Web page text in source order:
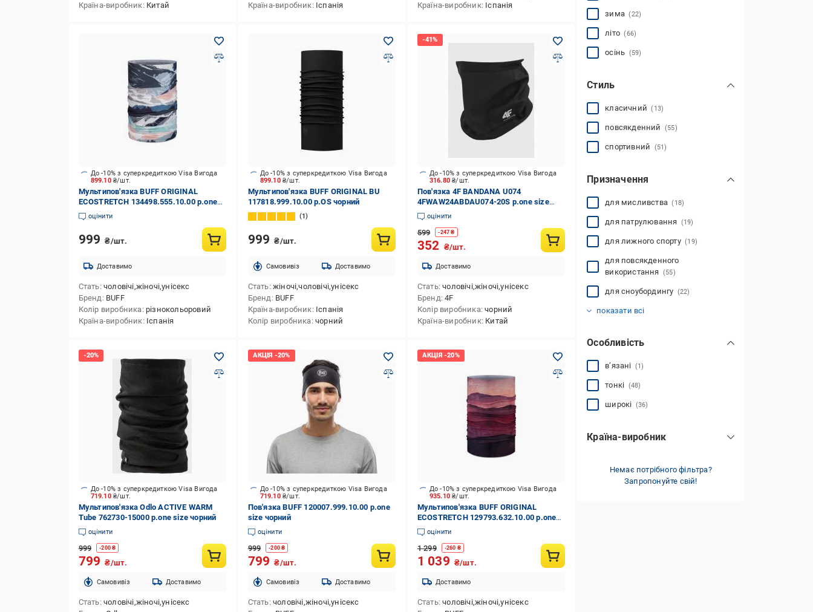
Країна-виробник Китай
Країна-виробник Іспанія
Країна-виробник Іспанія
899.10 ₴/шт.
До -10% з суперкредиткою Visa Вигода
Мультипов'язка BUFF ORIGINAL
ECOSTRETCH 134498.555.10.00 р.one
size різнокольоровий
оцінити
999 ₴/шт.
Доставимо
Стать чоловічі,жіночі,унісекс
Бренд BUFF
Колір виробника різнокольоровий
Країна-виробник Іспанія
899.10₴/шт.
До -10% з суперкредиткою Visa Вигода
Мультипов'язка BUFF ORIGINAL BU
117818.999.10.00 р.OS чорний
1
999 ₴/шт.
Cамовивіз Доставимо
Стать жіночі,чоловічі,унісекс
Бренд BUFF
Країна-виробник Іспанія
Колір виробника чорний
316.80₴/шт.
До -10% з суперкредиткою Visa Вигода
Пов'язка 4F BANDANA U074
4FWAW24ABDAU074-20S р.one size
чорнийоцінити
599 -247 ₴
352 ₴/шт.
Доставимо
Стать чоловічі,жіночі,унісекс
Бренд 4F
Колір виробника чорний
Країна-виробник Китай
719.10 ₴/шт.
До -10% з суперкредиткою Visa Вигода
Мультипов'язка Odlo ACTIVE WARM
Tube 762730-15000 р.one size чорний
оцінити
999 -200₴
799 ₴/шт.
Cамовивіз Доставимо
Стать чоловічі,жіночі,унісекс
719.10₴/шт.
До -10% з суперкредиткою Visa Вигода
Пов'язка BUFF 120007.999.10.00 р.one
size чорний
оцінити
999 -200 ₴
799 ₴/шт.
Cамовивіз Доставимо
Стать чоловічі,жіночі,унісекс
935.10₴/шт.
До -10% з суперкредиткою Visa Вигода
Мультипов'язка BUFF ORIGINAL
ECOSTRETCH 129793.632.10.00 р.one
size бордовий
оцінити
1 299 -260 ₴
1 039 ₴/шт.
Доставимо
Стать чоловічі,жіночі,унісекс
зима(22)
літо(66)
осінь (59)
Стиль
класичний(13)
повсякденний (55)
спортивний (51)
Призначення
для мисливства(18)
для патрулювання (19)
для лижного спорту(19)
для повсякденного
використання (55)
для сноубордингу (22)
показати всі
Особливість
в’язані (1)
тонкі (48)
широкі (36)
Країна-виробник
Китай(71)
Немає потрібного фільтра?
Запропонуйте свій!